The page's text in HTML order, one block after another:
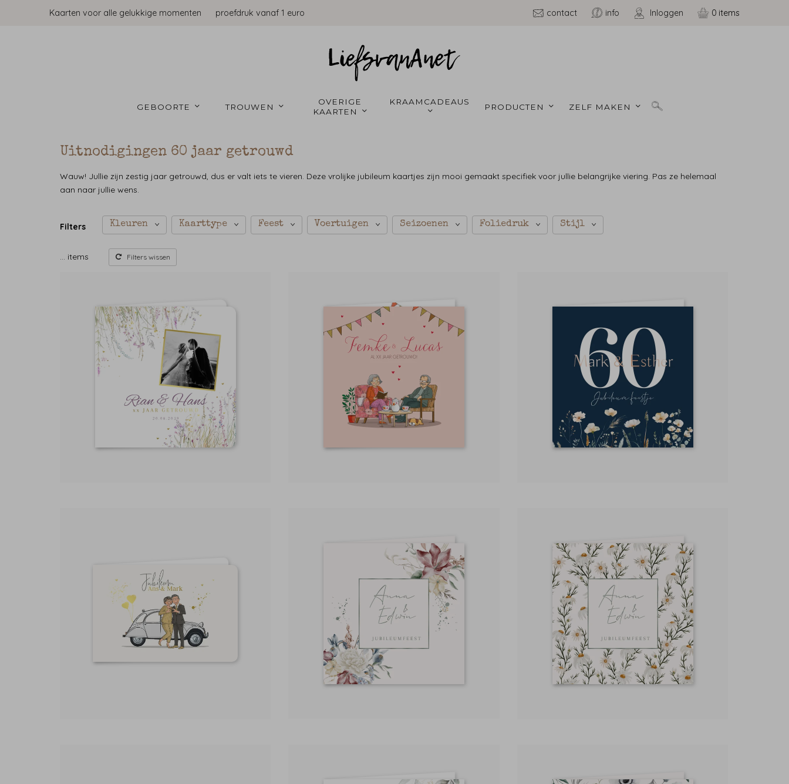
Kaarten voor alle gelukkige momenten proefdruk vanaf 1 euro contact info Inloggen 0
GEBOORTE TROUWEN
OVERIGE
KAARTEN
PRODUCTEN ZELF MAKEN
Uitnodigingen 60 jaar getrouwd
Wauw! Jullie zijn zestig jaar getrouwd, dus er valt iets te vieren. Deze vrolijke jubileum kaartjes zijn mooi gemaakt specifiek voor jullie belangrijke viering. Pas ze helemaal
aan naar jullie wens.
Filters Kleuren Kaarttype Feest Voertuigen Seizoenen Foliedruk Stijl
… items Filters wissen